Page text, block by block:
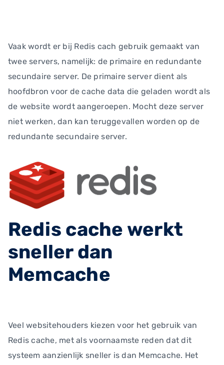
Vaak wordt er bij Redis cach gebruik gemaakt van
twee servers, namelijk: de primaire en redundante
secundaire server. De primaire server dient als
hoofdbron voor de cache data die geladen wordt als
de website wordt aangeroepen. Mocht deze server
niet werken, dan kan teruggevallen worden op de
redundante secundaire server.
Redis cache werkt
sneller dan
Memcache
Veel websitehouders kiezen voor het gebruik van
Redis cache, met als voornaamste reden dat dit
systeem aanzienlijk sneller is dan Memcache. Het